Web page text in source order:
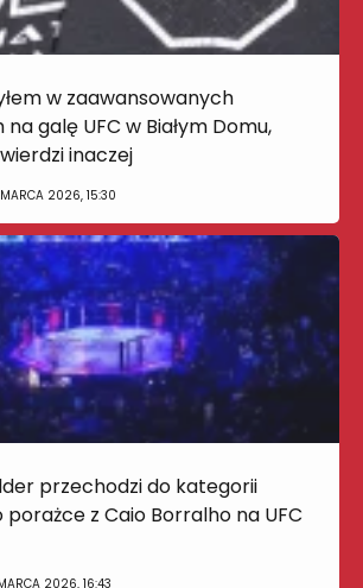
w zaawansowanych
galę UFC w Białym Domu,
inaczej
2026, 15:30
przechodzi do kategorii
porażce z Caio Borralho na UFC
2026, 16:43